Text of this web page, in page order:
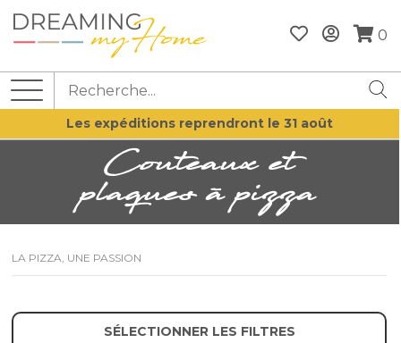
0
Les expéditions reprendront le 31 août
Couteaux et
plaques à pizza
LA PIZZA, UNE PASSION
SÉLECTIONNER LES FILTRES